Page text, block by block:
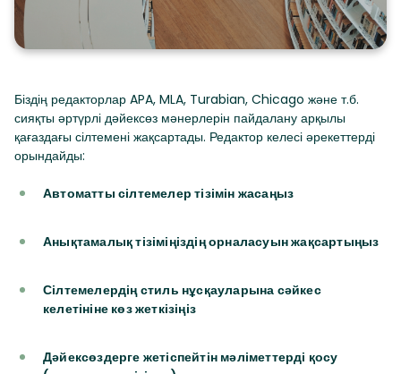
Біздің редакторлар APA, MLA, Turabian, Chicago және т.б.
сияқты әртүрлі дәйексөз мәнерлерін пайдалану арқылы
қағаздағы сілтемені жақсартады. Редактор келесі әрекеттерді
орындайды:
Автоматты сілтемелер тізімін жасаңыз
Анықтамалық тізіміңіздің орналасуын жақсартыңыз
Сілтемелердің стиль нұсқауларына сәйкес
келетініне көз жеткізіңіз
Дәйексөздерге жетіспейтін мәліметтерді қосу